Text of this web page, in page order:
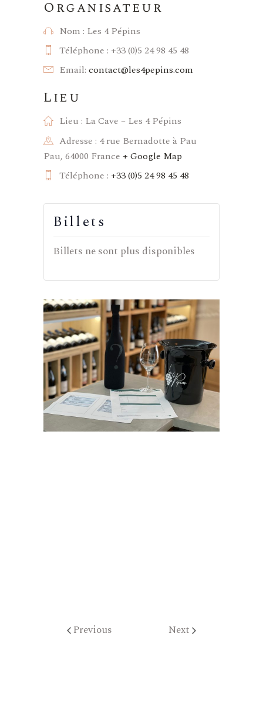
Lieu
Lieu : La Cave – Les 4 Pépins
Adresse : 4 rue Bernadotte à Pau
Pau, 64000 France + Google Map
Téléphone : +33 (0)5 24 98 45 48
Organisateur
Nom : Les 4 Pépins
Téléphone : +33 (0)5 24 98 45 48
Email: contact@les4pepins.com
Billets
Billets ne sont plus disponibles
Previous Next